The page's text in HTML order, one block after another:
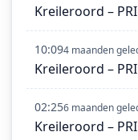
Kreileroord –
10:094 maanden
Kreileroord –
02:256 maanden
Kreileroord –